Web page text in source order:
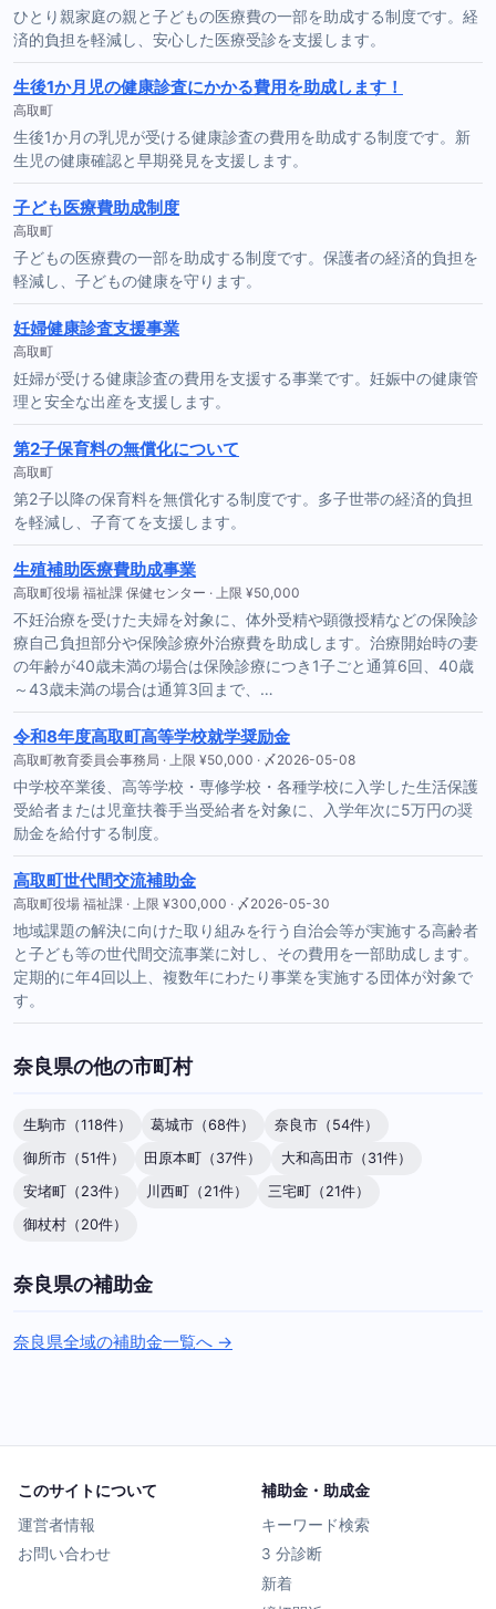
ひとり親家庭の親と子どもの医療費の一部を助成する制度です。経
済的負担を軽減し、安心した医療受診を支援します。
生後1か月児の健康診査にかかる費用を助成します！
高取町
生後1か月の乳児が受ける健康診査の費用を助成する制度です。新
生児の健康確認と早期発見を支援します。
子ども医療費助成制度
高取町
子どもの医療費の一部を助成する制度です。保護者の経済的負担を
軽減し、子どもの健康を守ります。
妊婦健康診査支援事業
高取町
妊婦が受ける健康診査の費用を支援する事業です。妊娠中の健康管
理と安全な出産を支援します。
第2子保育料の無償化について
高取町
第2子以降の保育料を無償化する制度です。多子世帯の経済的負担
を軽減し、子育てを支援します。
生殖補助医療費助成事業
高取町役場 福祉課 保健センター · 上限 ¥50,000
不妊治療を受けた夫婦を対象に、体外受精や顕微授精などの保険診
療自己負担部分や保険診療外治療費を助成します。治療開始時の妻
の年齢が40歳未満の場合は保険診療につき1子ごと通算6回、40歳
～43歳未満の場合は通算3回まで、…
令和8年度高取町高等学校就学奨励金
高取町教育委員会事務局 · 上限 ¥50,000 · 〆2026-05-08
中学校卒業後、高等学校・専修学校・各種学校に入学した生活保護
受給者または児童扶養手当受給者を対象に、入学年次に5万円の奨
励金を給付する制度。
高取町世代間交流補助金
高取町役場 福祉課 · 上限 ¥300,000 · 〆2026-05-30
地域課題の解決に向けた取り組みを行う自治会等が実施する高齢者
と子ども等の世代間交流事業に対し、その費用を一部助成します。
定期的に年4回以上、複数年にわたり事業を実施する団体が対象で
す。
奈良県の他の市町村
生駒市（118件） 葛城市（68件）
奈良市（54件）
御所市（51件）
田原本町（37件）
大和高田市（31件）
安堵町（23件）
川西町（21件）
三宅町（21件）
御杖村（20件）
奈良県の補助金
奈良県全域の補助金一覧へ →
このサイトについて
運営者情報
お問い合わせ
補助金・助成金
キーワード検索
3 分診断
新着